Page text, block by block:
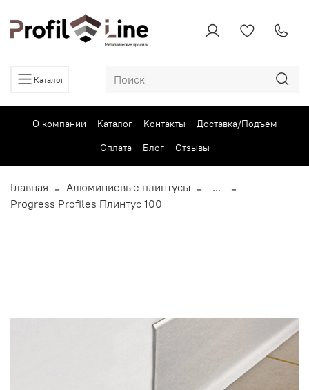
Каталог
О компании Каталог Контакты
Доставка/Подъем
Оплата
Блог Отзывы
Главная Алюминиевые плинтусы
...
Progress Profiles Плинтус 100